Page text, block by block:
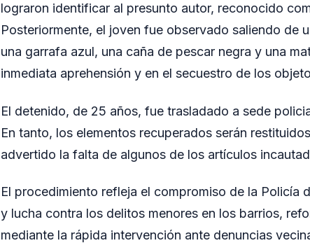
lograron identificar al presunto autor, reconocido
Posteriormente, el joven fue observado saliendo de
una garrafa azul, una caña de pescar negra y una
inmediata aprehensión y en el secuestro de los
El detenido, de 25 años, fue trasladado a sede
En tanto, los elementos recuperados serán
advertido la falta de algunos de los artículos
El procedimiento refleja el compromiso de la Policía
y lucha contra los delitos menores en los barrios,
mediante la rápida intervención ante denuncias